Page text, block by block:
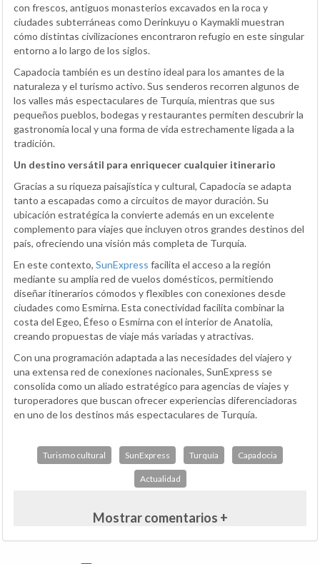
con frescos, antiguos monasterios excavados en la roca y
ciudades subterráneas como Derinkuyu o Kaymakli muestran
cómo distintas civilizaciones encontraron refugio en este singular
entorno a lo largo de los siglos.
Capadocia también es un destino ideal para los amantes de la
naturaleza y el turismo activo. Sus senderos recorren algunos de
los valles más espectaculares de Turquía, mientras que sus
pequeños pueblos, bodegas y restaurantes permiten descubrir la
gastronomía local y una forma de vida estrechamente ligada a la
tradición.
Un destino versátil para enriquecer cualquier itinerario
Gracias a su riqueza paisajística y cultural, Capadocia se adapta
tanto a escapadas como a circuitos de mayor duración. Su
ubicación estratégica la convierte además en un excelente
complemento para viajes que incluyen otros grandes destinos del
país, ofreciendo una visión más completa de Turquía.
En este contexto, SunExpress facilita el acceso a la región
mediante su amplia red de vuelos domésticos, permitiendo
diseñar itinerarios cómodos y flexibles con conexiones desde
ciudades como Esmirna. Esta conectividad facilita combinar la
costa del Egeo, Éfeso o Esmirna con el interior de Anatolia,
creando propuestas de viaje más variadas y atractivas.
Con una programación adaptada a las necesidades del viajero y
una extensa red de conexiones nacionales, SunExpress se
consolida como un aliado estratégico para agencias de viajes y
turoperadores que buscan ofrecer experiencias diferenciadoras
en uno de los destinos más espectaculares de Turquía.
Turismo cultural SunExpress Turquía Capadocia
Actualidad
Mostrar comentarios +